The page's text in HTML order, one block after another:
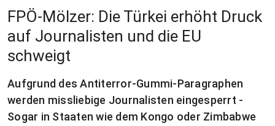
FPÖ-Mölzer: Die Türkei erhöht Druck
auf Journalisten und die EU
schweigt
Aufgrund des Antiterror-Gummi-Paragraphen
werden missliebige Journalisten eingesperrt -
Sogar in Staaten wie dem Kongo oder Zimbabwe